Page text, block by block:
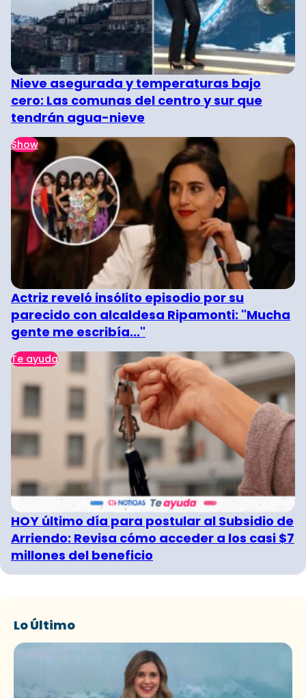
Nieve asegurada y temperaturas bajo
cero: Las comunas del centro y sur que
tendrán agua-nieve
Show
Actriz reveló insólito episodio por su
parecido con alcaldesa Ripamonti: "Mucha
gente me escribía..."
Te ayuda
HOY último día para postular al Subsidio de
Arriendo: Revisa cómo acceder a los casi $7
millones del beneficio
Lo Último